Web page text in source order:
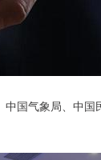
国气象局、中国
200.89